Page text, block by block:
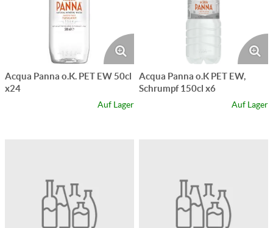
Acqua Panna o.K. PET EW 50cl
x24
Auf Lager
Acqua Panna o.K PET EW,
Schrumpf 150cl x6
Auf Lager